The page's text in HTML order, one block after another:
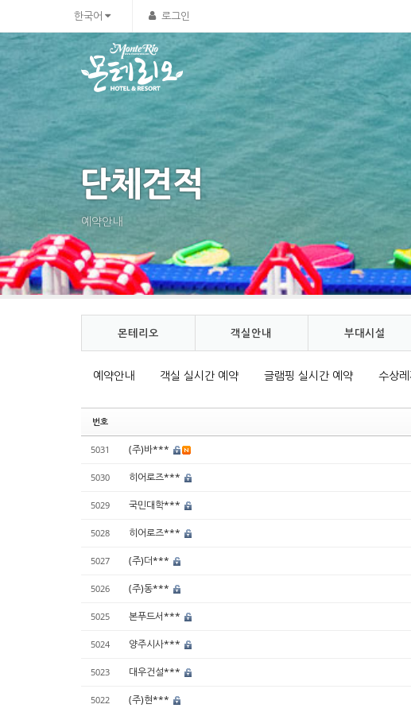
한국어 로그인
단체견적
예약안내
몬테리오 객실안내 부대시설
예약안내 객실 실시간 예약 글램핑 실시간 예약 수상
번호
5031 (주)바***
5030 히어로즈***
5029 국민대학***
5028 히어로즈***
5027 (주)더***
5026 (주)동***
5025 본푸드서***
5024 양주시사***
5023 대우건설***
5022 (주)현***
Sketchbook5, 스케치북5